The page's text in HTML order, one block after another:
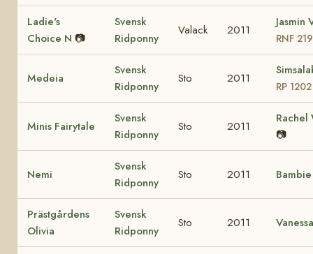
Ladie's
Choice N 📷
Svensk
Ridponny
Valack 2011
Jasmin
RNF
Medeia
Svensk
Ridponny
Sto 2011
RP
Minis Fairytale
Svensk
Ridponny
Sto 2011
Rachel
📷
Nemi
Svensk
Ridponny
Sto 2011
Prästgårdens
Olivia
Svensk
Ridponny
Sto 2011 Vanessa